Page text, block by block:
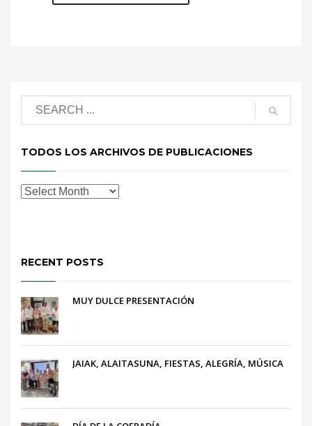
TODOS LOS ARCHIVOS DE PUBLICACIONES
RECENT POSTS
MUY DULCE PRESENTACIÓN
JAIAK, ALAITASUNA, FIESTAS, ALEGRÍA, MÚSICA